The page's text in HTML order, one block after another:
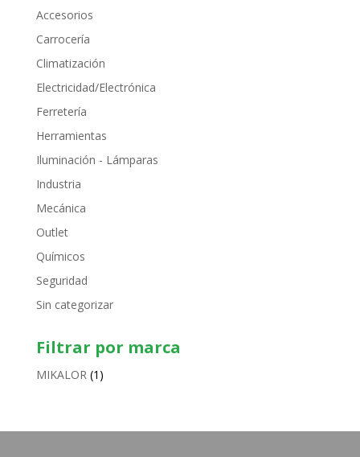
Accesorios
Carrocería
Climatización
Electricidad/Electrónica
Ferretería
Herramientas
Iluminación - Lámparas
Industria
Mecánica
Outlet
Químicos
Seguridad
Sin categorizar
Filtrar por marca
MIKALOR (1)